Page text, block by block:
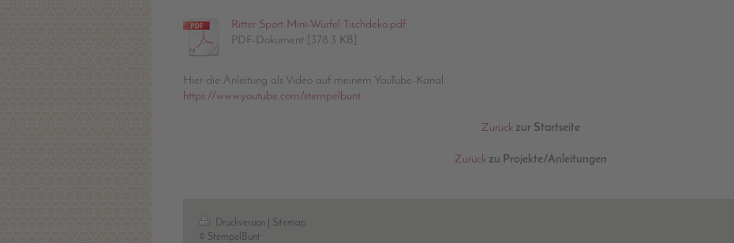
Ritter Sport Mini-Würfel Tischdeko.pdf
PDF-Dokument [378.3 KB]
Hier die Anleitung als Video auf meinem YouTube-Kanal:
https://www.youtube.com/stempelbunt
Zurückzur Startseite
Zurückzu Projekte/Anleitungen
Druckversion
Sitemap
© StempelBunt